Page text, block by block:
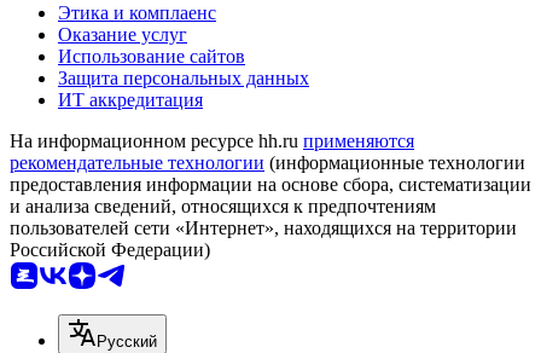
Этика и комплаенс
Оказание услуг
Использование сайтов
Защита персональных данных
ИТ аккредитация
На информационном ресурсе hh.ru применяются
рекомендательные технологии (информационные технологии
предоставления информации на основе сбора, систематизации
и анализа сведений, относящихся к предпочтениям
пользователей сети «Интернет», находящихся на территории
Российской Федерации)
Русский